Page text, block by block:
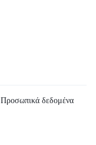
Προσωπικά δεδομένα